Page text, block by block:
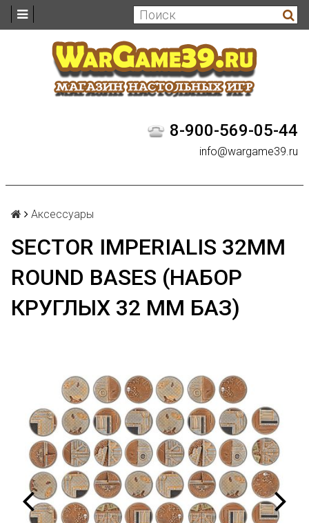
8-900-569-05-44
info@wargame39.ru
Аксессуары
SECTOR IMPERIALIS 32MM
ROUND BASES (НАБОР
КРУГЛЫХ 32 ММ БАЗ)